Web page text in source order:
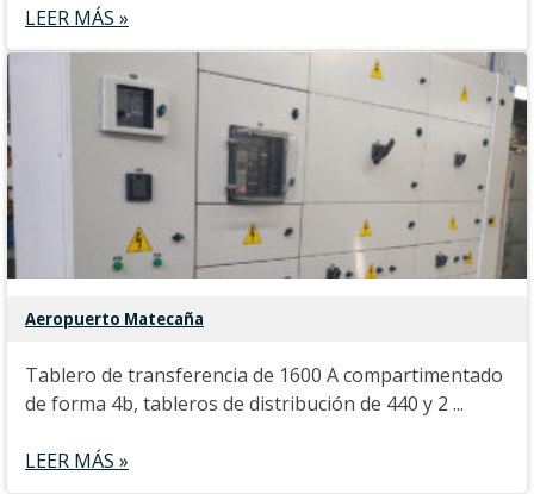
LEER MÁS »
Aeropuerto Matecaña
Tablero de transferencia de 1600 A compartimentado
de forma 4b, tableros de distribución de 440 y 2 ...
LEER MÁS »